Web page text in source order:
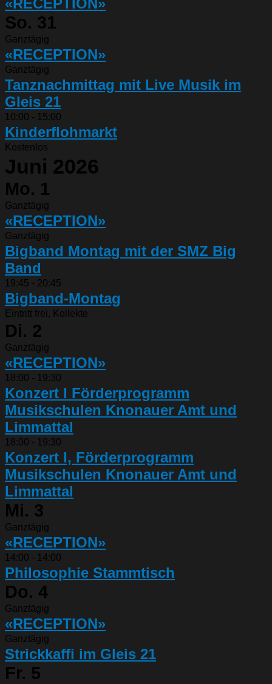
«RECEPTION»
So. 31
Ganztägig
«RECEPTION»
Ganztägig
Tanznachmittag mit Live Musik im
Gleis 21
10:00 - 15:00
Kinderflohmarkt
Kostenlos
Juni 2026
Mo. 1
Ganztägig
«RECEPTION»
Ganztägig
Bigband Montag mit der SMZ Big
Band
19:45 - 20:45
Bigband-Montag
Eintritt frei, Kollekte
Di. 2
Ganztägig
«RECEPTION»
18:00 - 19:30
Konzert I Förderprogramm
Musikschulen Knonauer Amt und
Limmattal
18:00 - 19:30
Konzert I, Förderprogramm
Musikschulen Knonauer Amt und
Limmattal
Mi. 3
Ganztägig
«RECEPTION»
14:00 - 14:00
Philosophie Stammtisch
Do. 4
Ganztägig
«RECEPTION»
Ganztägig
Strickkaffi im Gleis 21
Fr. 5